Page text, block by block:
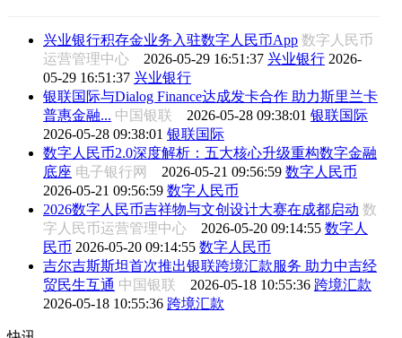
兴业银行积存金业务入驻数字人民币App 数字人民币
运营管理中心 2026-05-29 16:51:37 兴业银行 2026-
05-29 16:51:37 兴业银行
银联国际与Dialog Finance达成发卡合作 助力斯里兰卡
普惠金融... 中国银联 2026-05-28 09:38:01 银联国际
2026-05-28 09:38:01 银联国际
数字人民币2.0深度解析：五大核心升级重构数字金融
底座 电子银行网 2026-05-21 09:56:59 数字人民币
2026-05-21 09:56:59 数字人民币
2026数字人民币吉祥物与文创设计大赛在成都启动 数
字人民币运营管理中心 2026-05-20 09:14:55 数字人
民币 2026-05-20 09:14:55 数字人民币
吉尔吉斯斯坦首次推出银联跨境汇款服务 助力中吉经
贸民生互通 中国银联 2026-05-18 10:55:36 跨境汇款
2026-05-18 10:55:36 跨境汇款